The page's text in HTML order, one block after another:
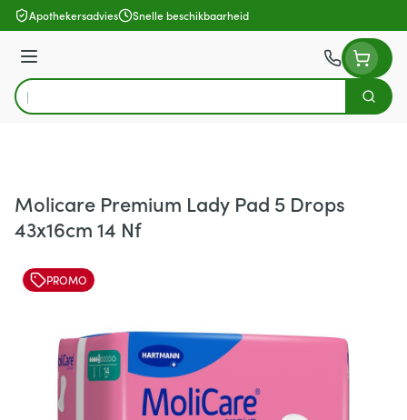
Ga naar de inhoud
Apothekersadvies Snelle beschikbaarheid
Menu
Product, merk, categorie...
Zoek
Molicare Premium Lady Pad 5 Drops
43x16cm 14 Nf
PROMO